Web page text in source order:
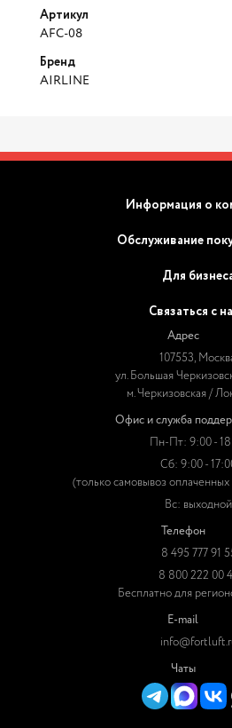
Артикул
AFC-08
Бренд
AIRLINE
Информация о
Обслуживание
Для
Связаться с
Адрес
107553,
ул. Большая
м. Черкизовская /
Офис и служба
Пн-Пт: 9:00 -
Сб: 9:00 -
(только самовывоз оплаченных
Вс: выходной
Телефон
8 495 777 91
8 800 222 00
Бесплатно для
E-mail
Чаты